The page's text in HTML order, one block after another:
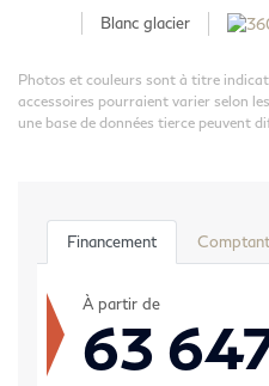
Blanc glacier
Photos et couleurs sont à titre
accessoires pourraient varier selon
une base de données tierce peuvent
Financement Comptant
À partir de
63